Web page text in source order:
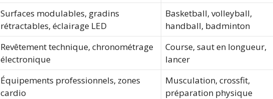
Surfaces modulables, gradins
rétractables, éclairage LED
Basketball, volleyball,
handball, badminton
Revêtement technique, chronométrage
électronique
Course, saut en longueur,
lancer
Équipements professionnels, zones
cardio
Musculation, crossfit,
préparation physique